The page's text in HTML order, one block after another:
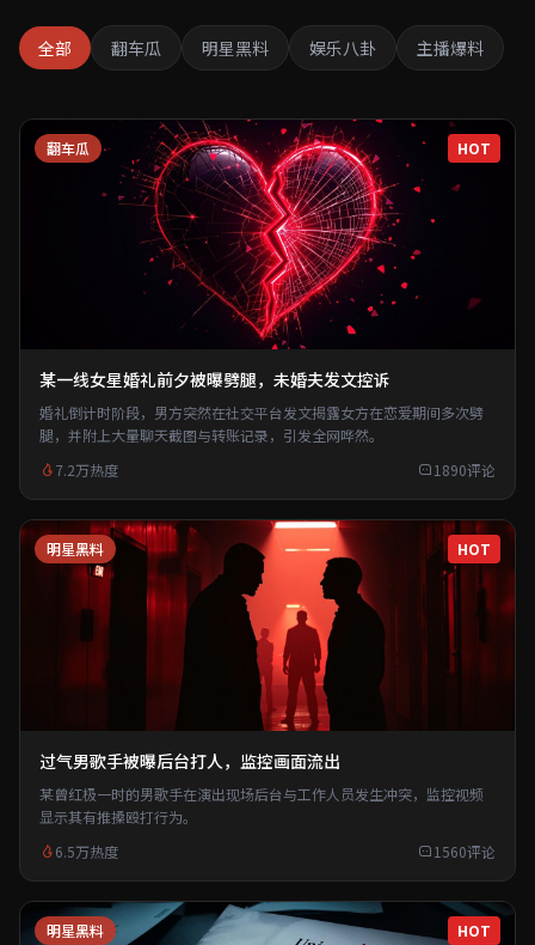
全部 翻车瓜 明星黑料 娱乐八卦 主播爆料
翻车瓜 HOT
某一线女星婚礼前夕被曝劈腿，未婚夫发文控诉
婚礼倒计时阶段，男方突然在社交平台发文揭露女方在恋爱期间多次劈
腿，并附上大量聊天截图与转账记录，引发全网哗然。
7.2万热度
1890评论
明星黑料 HOT
过气男歌手被曝后台打人，监控画面流出
某曾红极一时的男歌手在演出现场后台与工作人员发生冲突，监控视频
显示其有推搡殴打行为。
6.5万热度
1560评论
明星黑料 HOT